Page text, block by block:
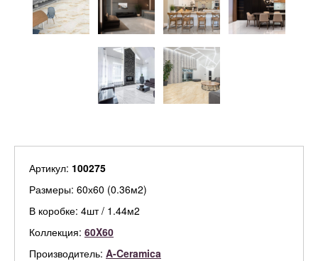
Артикул: 100275
Размеры: 60х60 (0.36м2)
В коробке: 4шт / 1.44м2
Коллекция: 60X60
Производитель: A-Ceramica